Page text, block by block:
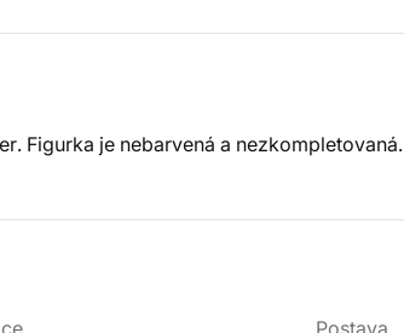
Figurka je nebarvená a nezkompletovaná.
Postava